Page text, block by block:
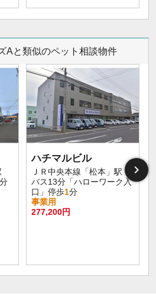
Aと類似のペット相談物件
分
ハチマルビル
ＪＲ中央本線「松本」駅
バス13分「ハローワーク入
口」停歩1分
事業用
277,200円